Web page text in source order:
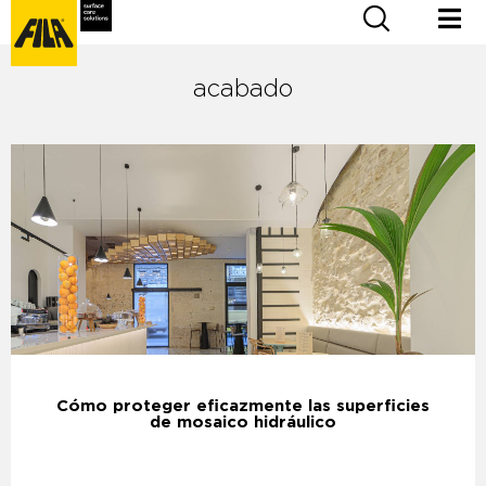
acabado
Cómo proteger eficazmente las superficies
de mosaico hidráulico